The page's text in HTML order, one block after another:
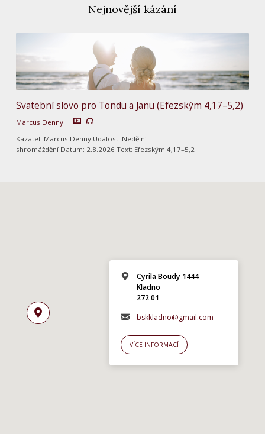
Nejnovější kázání
Svatební slovo pro Tondu a Janu (Efezským 4,17–5,2)
Marcus Denny
Kazatel: Marcus Denny Událost: Nedělní
shromáždění Datum: 2.8.2026 Text: Efezským 4,17–5,2
Cyrila Boudy 1444
Kladno
272 01
bskkladno@gmail.com
VÍCE INFORMACÍ